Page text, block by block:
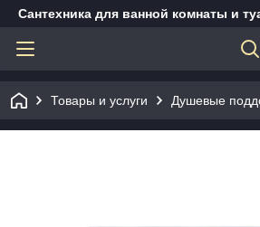
Сантехника для ванной комнаты и
Товары и услуги Душевые